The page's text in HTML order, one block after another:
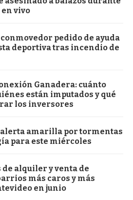
vivo
pedido de ayuda
deportiva tras incendio de
Ganadera: cuánto
están imputados y qué
los inversores
alerta amarilla por tormentas
para este miércoles
de alquiler y venta de
más caros y más
en junio